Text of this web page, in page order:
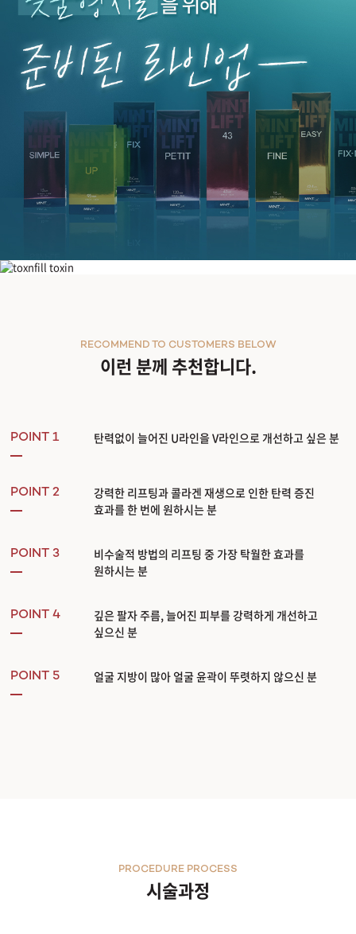
이런 분께 추천합니다.
RECOMMEND TO CUSTOMERS BELOW
POINT 1 탄력없이 늘어진 U라인을 V라인으로 개선하고 싶은 분
POINT 2
강력한 리프팅과 콜라겐 재생으로 인한 탄력 증진
효과를 한 번에 원하시는 분
POINT 3
비수술적 방법의 리프팅 중 가장 탁월한 효과를
원하시는 분
POINT 4
깊은 팔자 주름, 늘어진 피부를 강력하게 개선하고
싶으신 분
POINT 5 얼굴 지방이 많아 얼굴 윤곽이 뚜렷하지 않으신 분
시술과정
PROCEDURE PROCESS